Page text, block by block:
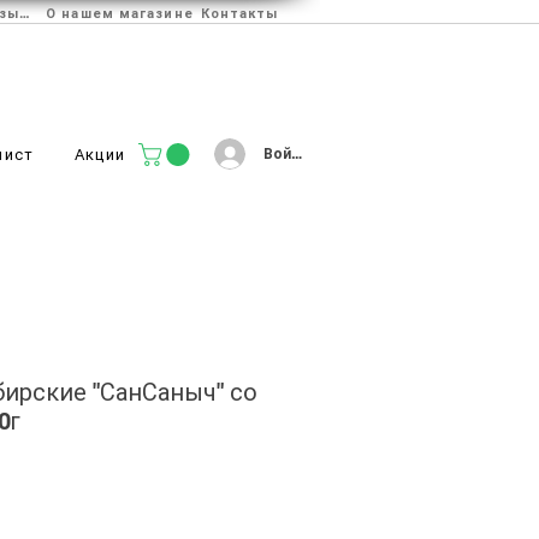
Отзывы О нашем магазине Контакты
Акции Войти
"СанСаныч" со